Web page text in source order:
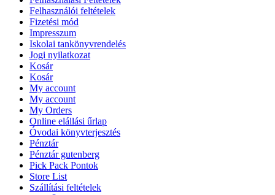
Felhasználói feltételek
Fizetési mód
Impresszum
Iskolai tankönyvrendelés
Jogi nyilatkozat
Kosár
Kosár
My account
My account
My Orders
Online elállási űrlap
Óvodai könyvterjesztés
Pénztár
Pénztár gutenberg
Pick Pack Pontok
Store List
Szállítási feltételek